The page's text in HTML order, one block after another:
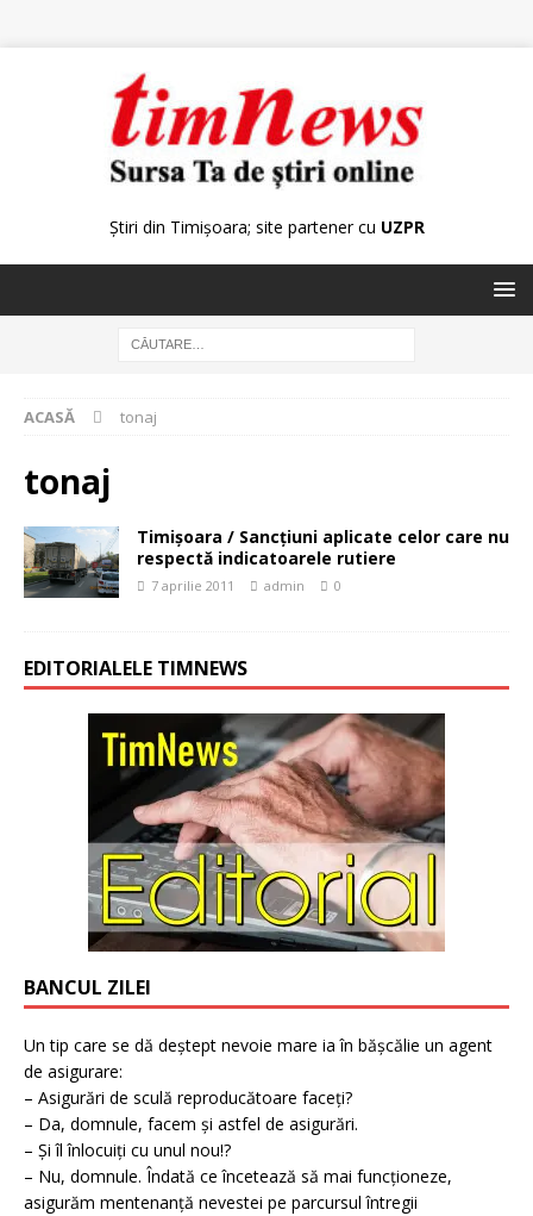
Știri din Timișoara; site partener cu UZPR
ACASĂ tonaj
tonaj
Timişoara / Sancţiuni aplicate celor care nu
respectă indicatoarele rutiere
7 aprilie 2011 admin 0
EDITORIALELE TIMNEWS
BANCUL ZILEI
Un tip care se dă deștept nevoie mare ia în bășcălie un agent
de asigurare:
– Asigurări de sculă reproducătoare faceți?
– Da, domnule, facem și astfel de asigurări.
– Și îl înlocuiți cu unul nou!?
– Nu, domnule. Îndată ce încetează să mai funcționeze,
asigurăm mentenanță nevestei pe parcursul întregii